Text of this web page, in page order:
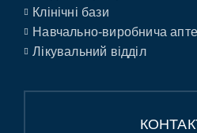
Клінічні бази
Навчально-виробнича
Лікувальний відділ